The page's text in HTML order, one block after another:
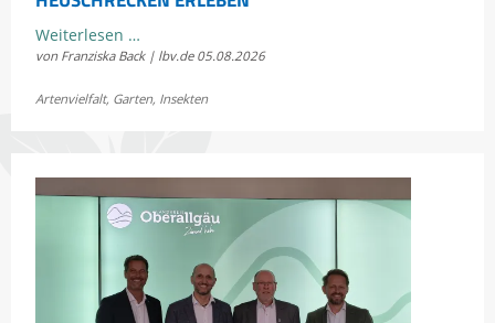
Weiterlesen …
Sommerkonzert:
Bayerns
von Franziska Back | lbv.de 05.08.2026
Artenvielfalt, Garten, Insekten